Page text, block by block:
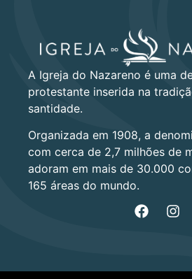
A Igreja do Nazareno é uma
protestante inserida na
santidade.
Organizada em 1908, a
com cerca de 2,7 milhões de
adoram em mais de 30.000
165 áreas do mundo.